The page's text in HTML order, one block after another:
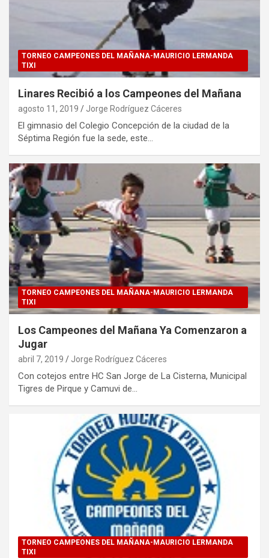
TORNEO CAMPEONES DEL MAÑANA-MAURICIO LERMANDA
TIXI
Linares Recibió a los Campeones del Mañana
agosto 11, 2019 Jorge Rodríguez Cáceres
El gimnasio del Colegio Concepción de la ciudad de la
Séptima Región fue la sede, este…
TORNEO CAMPEONES DEL MAÑANA-MAURICIO LERMANDA
TIXI
Los Campeones del Mañana Ya Comenzaron a
Jugar
abril 7, 2019 Jorge Rodríguez Cáceres
Con cotejos entre HC San Jorge de La Cisterna, Municipal
Tigres de Pirque y Camuvi de…
TORNEO CAMPEONES DEL MAÑANA-MAURICIO LERMANDA
TIXI